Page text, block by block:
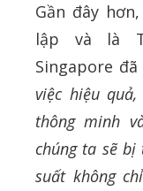
Gần đây
lập và là
Singapore đã
việc hiệu
thông minh
chúng ta sẽ bị
suất không